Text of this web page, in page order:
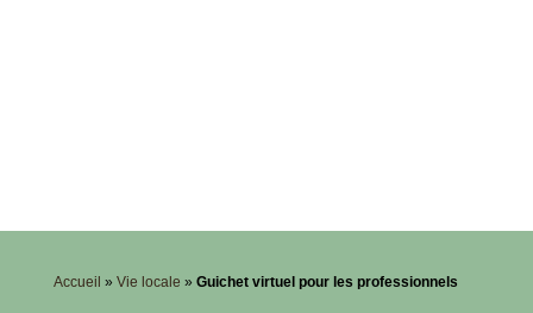
Accueil » Vie locale » Guichet virtuel pour les professionnels